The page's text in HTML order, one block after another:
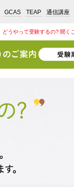
GCAS TEAP 通信講座
どうやって受験するの? 聞く